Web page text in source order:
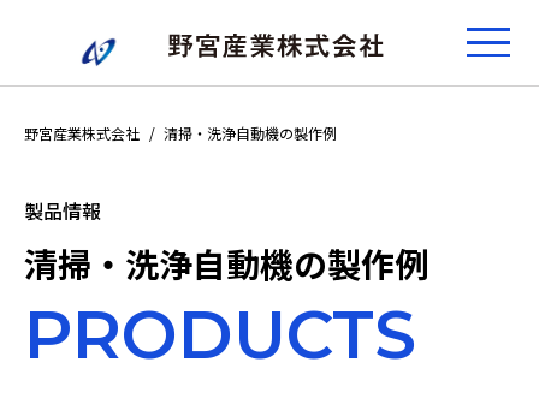
野宮産業株式会社 清掃・洗浄自動機の製作例
製品情報
清掃・洗浄自動機の製作例
PRODUCTS